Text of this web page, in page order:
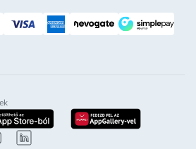
a google-play-rölletöltés az app-store-ból
letöltés